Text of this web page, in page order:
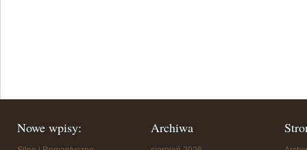
Nowe wpisy: Archiwa